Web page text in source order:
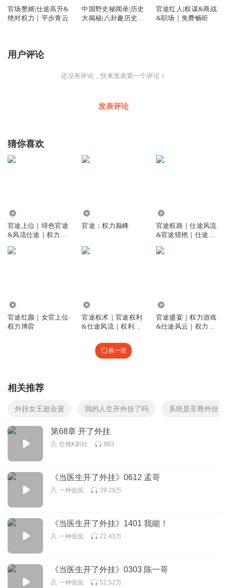
官场赘婿|仕途高升&
绝对权力｜平步青云
中国野史秘闻录|历史
大揭秘|八卦趣历史冷
官途红人|权谋&商战
&职场｜免费畅听
用户评论
还没有评论，快来发表第一个评论！
发表评论
猜你喜欢
官途上位｜绯色官途
&风流仕途｜权力巅
官途：权力巅峰
官途权路｜仕途风流
&官途猎艳｜仕途藏
官途红颜｜女官上位·
权力博弈
官途权术｜官途权利
&仕途风流｜权利巅
官途盛宴｜权力游戏
&仕途风云｜权力博
换一批
相关推荐
外挂女王超会宠 我的人生开外挂了吗 系统是至尊外挂
第68章 开了外挂
红桃K剧社 863
《当医生开了外挂》0612 孟哥
一种侃侃 39.29万
《当医生开了外挂》1401 我能！
一种侃侃 21.43万
《当医生开了外挂》0303 陈一哥
一种侃侃 52.52万